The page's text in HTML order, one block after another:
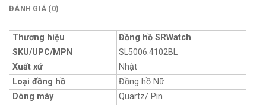
ĐÁNH GIÁ (0)
Thương hiệu
Đồng hồ SRWatch
SKU/UPC/MPN
SL5006.4102BL
Xuất xứ
Nhật
Loại đồng hồ
Đồng hồ Nữ
Dòng máy
Quartz/ Pin